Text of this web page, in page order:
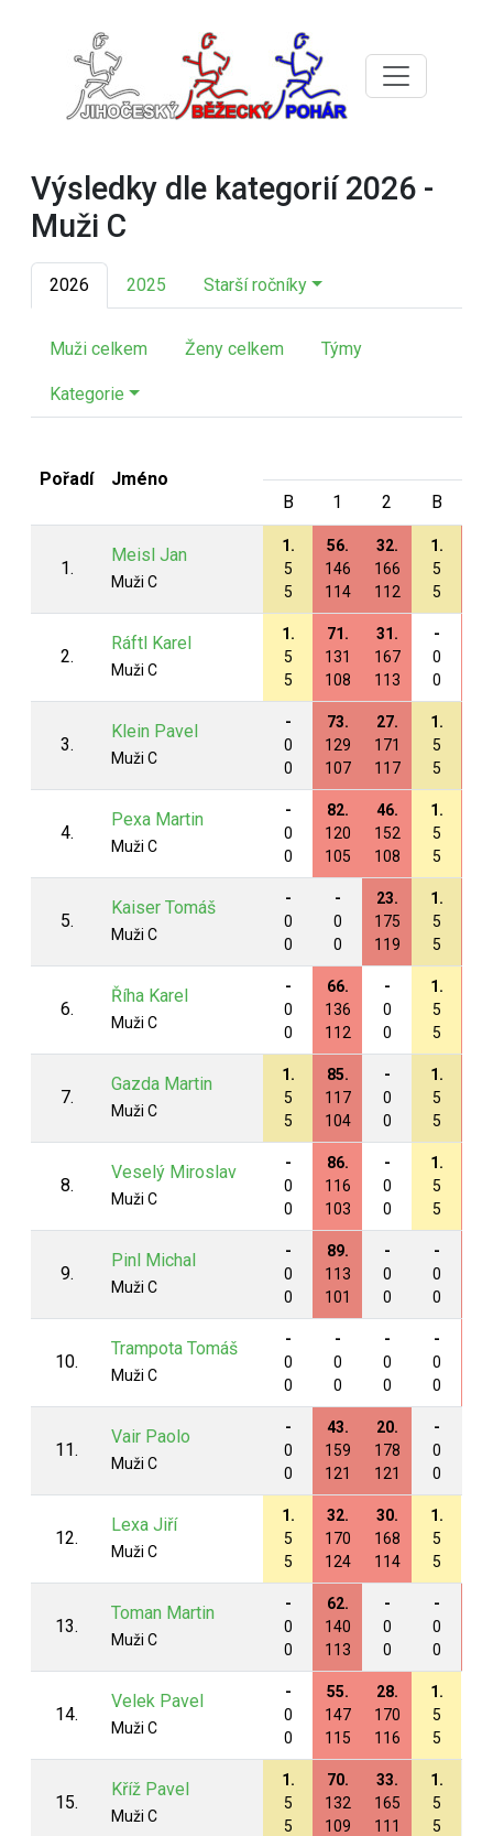
Výsledky dle kategorií 2026 -
Muži C
2026 2025 Starší ročníky
Muži celkem Ženy celkem Týmy
Kategorie
Pořadí
Jméno
B
1 2 B
1.
Meisl Jan
Muži C
1.
5
5
56.
146
114
32.
166
112
1.
5
5
2.
Ráftl Karel
Muži C
1.
5
5
71.
131
108
31.
167
113
-
0
0
3.
Klein Pavel
Muži C
-
0
0
73.
129
107
27.
171
117
1.
5
5
4.
Pexa Martin
Muži C
-
0
0
82.
120
105
46.
152
108
1.
5
5
5.
Kaiser Tomáš
Muži C
-
0
0
-
0
0
23.
175
119
1.
5
5
6.
Říha Karel
Muži C
-
0
0
66.
136
112
-
0
0
1.
5
5
7.
Gazda Martin
Muži C
1.
5
5
85.
117
104
-
0
0
1.
5
5
8.
Veselý Miroslav
Muži C
-
0
0
86.
116
103
-
0
0
1.
5
5
9.
Pinl Michal
Muži C
-
0
0
89.
113
101
-
0
0
-
0
0
10.
Trampota Tomáš
Muži C
-
0
0
-
0
0
-
0
0
-
0
0
11.
Vair Paolo
Muži C
-
0
0
43.
159
121
20.
178
121
-
0
0
12.
Lexa Jiří
Muži C
1.
5
5
32.
170
124
30.
168
114
1.
5
5
13.
Toman Martin
Muži C
-
0
0
62.
140
113
-
0
0
-
0
0
14.
Velek Pavel
Muži C
-
0
0
55.
147
115
28.
170
116
1.
5
5
15.
Kříž Pavel
Muži C
1.
5
5
70.
132
109
33.
165
111
1.
5
5